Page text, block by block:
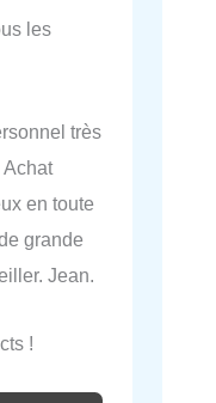
les
très
en toute
grande
Jean.
!